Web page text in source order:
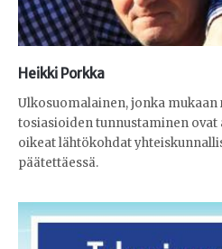
Heikki Porkka
Ulkosuomalainen, jonka mukaan
tosiasioiden tunnustaminen ovat
oikeat lähtökohdat
päätettäessä.